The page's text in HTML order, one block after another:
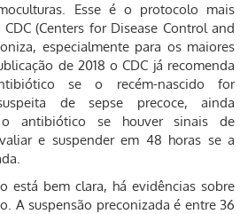
Esse é o protocolo mais
(Centers for Disease Control and
especialmente para os maiores
de 2018 o CDC já recomenda
se o recém-nascido for
de sepse precoce, ainda
o antibiótico se houver sinais de
e suspender em 48 horas se a
está bem clara, há evidências sobre
A suspensão preconizada é entre 36